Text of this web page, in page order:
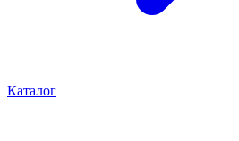
Каталог